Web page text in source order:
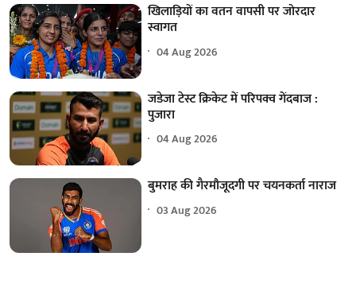
खिलाड़ियों का वतन वापसी पर जोरदार
स्वागत
04 Aug 2026
जडेजा टेस्ट क्रिकेट में परिपक्व गेंदबाज :
पुजारा
04 Aug 2026
बुमराह की गैरमौजूदगी पर चयनकर्ता नाराज
03 Aug 2026